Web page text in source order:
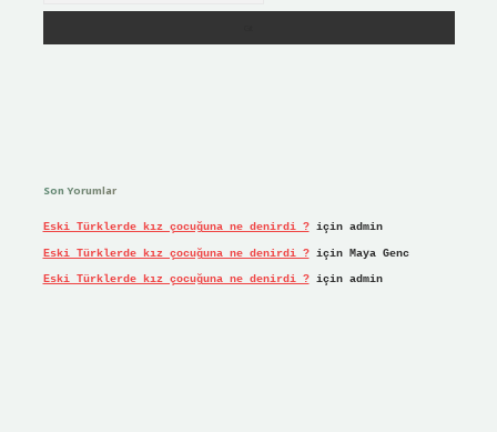
Son Yorumlar
Eski Türklerde kız çocuğuna ne denirdi ?için admin
Eski Türklerde kız çocuğuna ne denirdi ?için Maya Genc
Eski Türklerde kız çocuğuna ne denirdi ?için admin